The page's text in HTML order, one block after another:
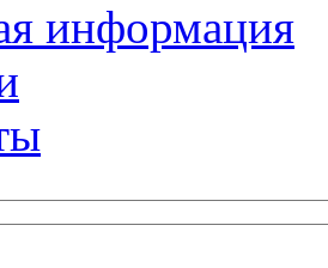
информация